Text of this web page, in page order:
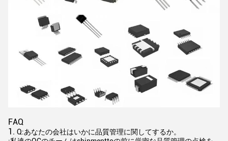
FAQ
1. Q:あなたの会社はいかに品質管理に関してするか。